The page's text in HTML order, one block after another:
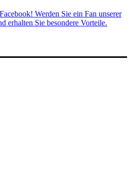
Werden Sie ein Fan unserer
erhalten Sie besondere Vorteile.